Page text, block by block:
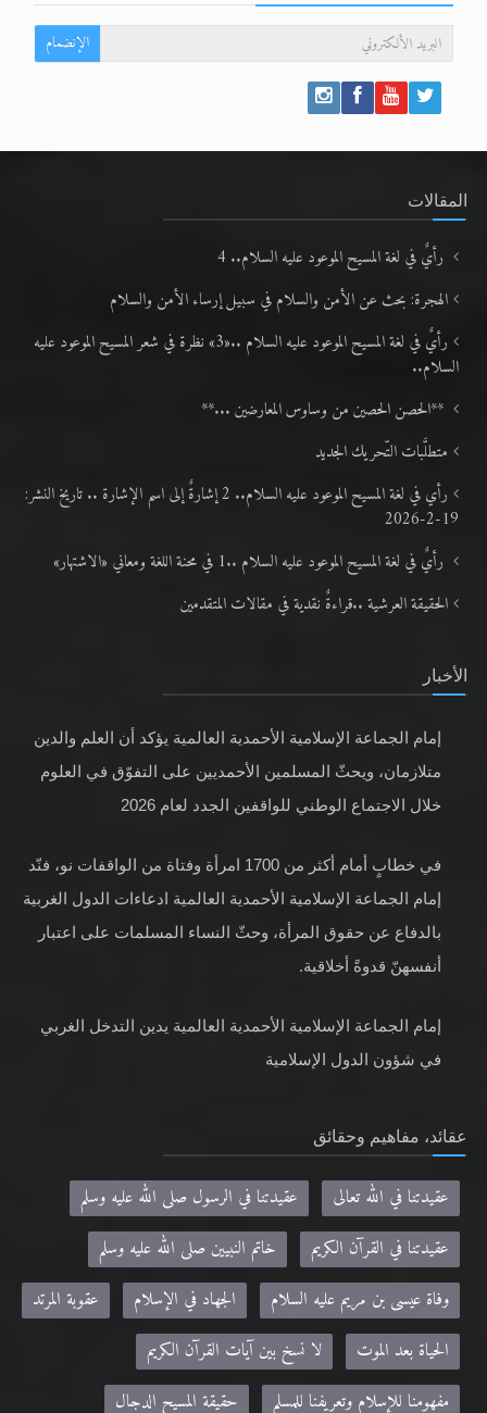
الإنضمام
المقالات
رأيٌ في لغة المسيح الموعود عليه السلام.. 4
الهجرة: بحث عن الأمن والسلام في سبيل إرساء الأمن والسلام
رأيٌ في لغة المسيح الموعود عليه السلام ..«3» نظرة في شعر المسيح الموعود عليه
السلام..
**الحصن الحصين من وساوس المعارضين ...**
متطلَّبات التّحريك الجديد
رأي في لغة المسيح الموعود عليه السلام.. 2 إشارةٌ إلى اسم الإشارة .. تاريخ النشر:
19-2-2026
رأيٌ في لغة المسيح الموعود عليه السلام ..1 في محنة اللغة ومعاني «الاشتهار»
الحقيقة العرشية ..قراءةٌ نقدية في مقالات المتقدمين
الأخبار
إمام الجماعة الإسلامية الأحمدية العالمية يؤكد أن العلم والدين
متلازمان، ويحثّ المسلمين الأحمديين على التفوّق في العلوم
خلال الاجتماع الوطني للواقفين الجدد لعام 2026
في خطابٍ أمام أكثر من 1700 امرأة وفتاة من الواقفات نو، فنّد
إمام الجماعة الإسلامية الأحمدية العالمية ادعاءات الدول الغربية
بالدفاع عن حقوق المرأة، وحثّ النساء المسلمات على اعتبار
أنفسهنّ قدوةً أخلاقية.
إمام الجماعة الإسلامية الأحمدية العالمية يدين التدخل الغربي
في شؤون الدول الإسلامية
عقائد، مفاهيم وحقائق
عقيدتنا في الله تعالى
عقيدتنا في الرسول صلى الله عليه وسلم
عقيدتنا في القرآن الكريم
خاتم النبيين صلى الله عليه وسلم
وفاة عيسى بن مريم عليه السلام
الجهاد في الإسلام
عقوبة المرتد
الحياة بعد الموت
لا نسخ بين آيات القرآن الكريم
مفهومنا للإسلام وتعريفنا للمسلم
حقيقة المسيح الدجال